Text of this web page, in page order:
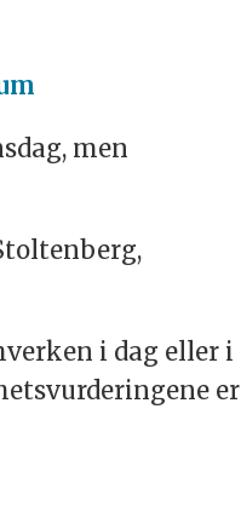
men
i dag eller i
er